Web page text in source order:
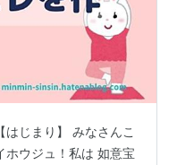
じまり】 みなさんこ
ホウジュ！私は 如意宝